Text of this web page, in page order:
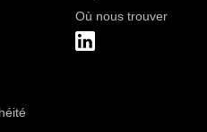
Où nous trouver